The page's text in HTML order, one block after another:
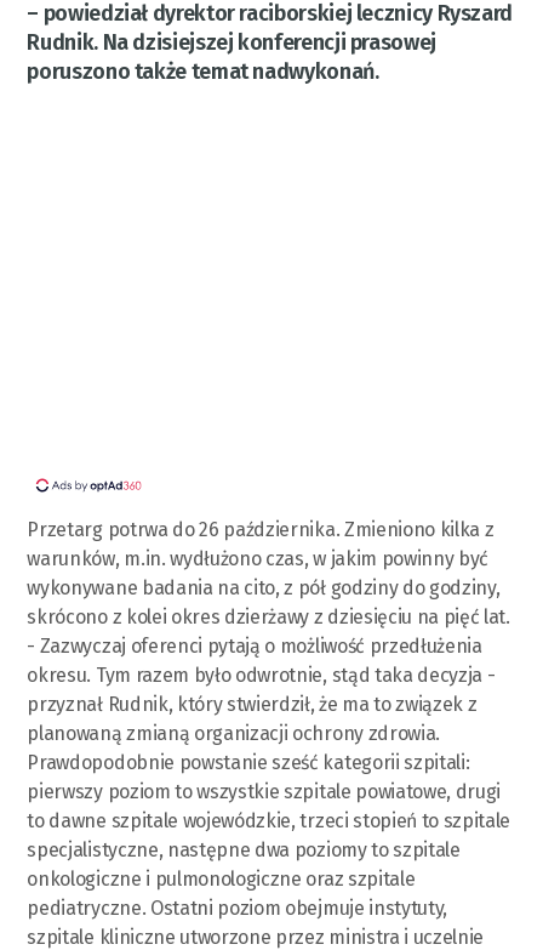
– powiedział dyrektor raciborskiej lecznicy Ryszard
Rudnik. Na dzisiejszej konferencji prasowej
poruszono także temat nadwykonań.
Przetarg potrwa do 26 października. Zmieniono kilka z
warunków, m.in. wydłużono czas, w jakim powinny być
wykonywane badania na cito, z pół godziny do godziny,
skrócono z kolei okres dzierżawy z dziesięciu na pięć lat.
- Zazwyczaj oferenci pytają o możliwość przedłużenia
okresu. Tym razem było odwrotnie, stąd taka decyzja -
przyznał Rudnik, który stwierdził, że ma to związek z
planowaną zmianą organizacji ochrony zdrowia.
Prawdopodobnie powstanie sześć kategorii szpitali:
pierwszy poziom to wszystkie szpitale powiatowe, drugi
to dawne szpitale wojewódzkie, trzeci stopień to szpitale
specjalistyczne, następne dwa poziomy to szpitale
onkologiczne i pulmonologiczne oraz szpitale
pediatryczne. Ostatni poziom obejmuje instytuty,
szpitale kliniczne utworzone przez ministra i uczelnie